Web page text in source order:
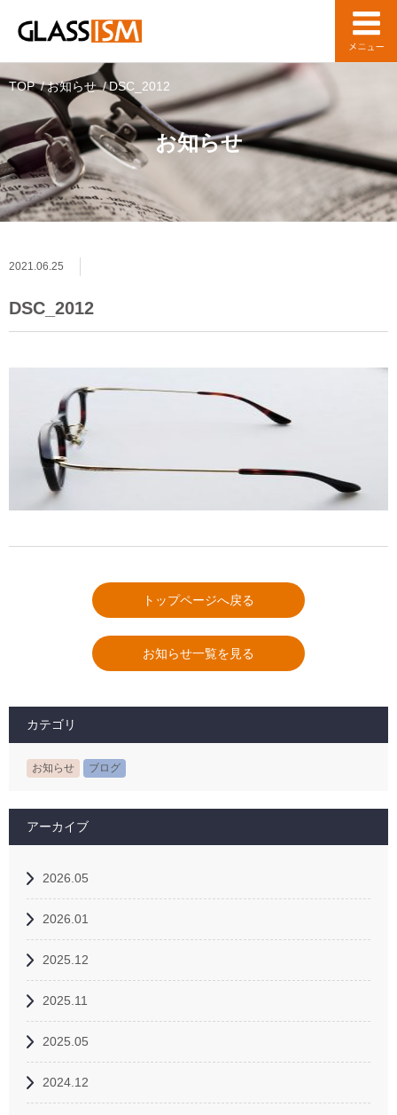
お知らせ
TOP お知らせ DSC_2012
2021.06.25
DSC_2012
トップページへ戻る
お知らせ一覧を見る
カテゴリ
お知らせ ブログ
アーカイブ
2026.05
2026.01
2025.12
2025.11
2025.05
2024.12